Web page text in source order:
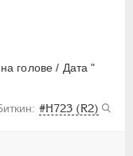
голове / Дата "
#H723 (R2)